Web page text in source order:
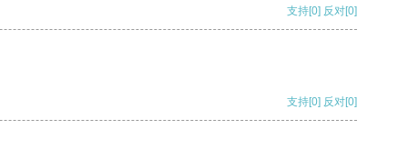
支持[0] 反对[0]
支持[0] 反对[0]